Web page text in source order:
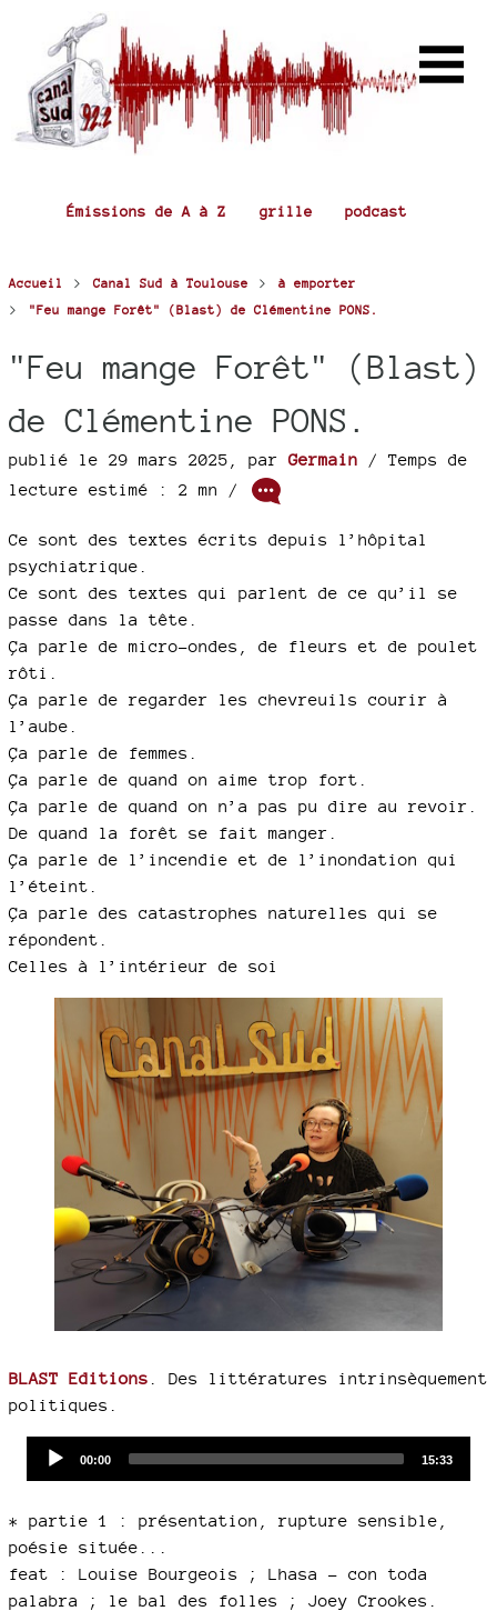
Émissions de A à Z grille podcast
Accueil > Canal Sud à Toulouse > à emporter
> "Feu mange Forêt" (Blast) de Clémentine PONS.
"Feu mange Forêt" (Blast)
de Clémentine PONS.
publié le 29 mars 2025 parGermain / Temps de
lecture estimé : 2 mn /
Ce sont des textes écrits depuis l’hôpital
psychiatrique.
Ce sont des textes qui parlent de ce qu’il se
passe dans la tête.
Ça parle de micro-ondes, de fleurs et de poulet
rôti.
Ça parle de regarder les chevreuils courir à
l’aube.
Ça parle de femmes.
Ça parle de quand on aime trop fort.
Ça parle de quand on n’a pas pu dire au revoir.
De quand la forêt se fait manger.
Ça parle de l’incendie et de l’inondation qui
l’éteint.
Ça parle des catastrophes naturelles qui se
répondent.
Celles à l’intérieur de soi
BLAST Editions . Des littératures intrinsèquement
politiques.
Current
00:00
Total
15:33
* partie 1 : présentation, rupture sensible,
poésie située...
feat : Louise Bourgeois ; Lhasa - con toda
palabra ; le bal des folles ; Joey Crookes.